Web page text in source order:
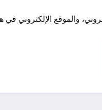
والموقع الإلكتروني في